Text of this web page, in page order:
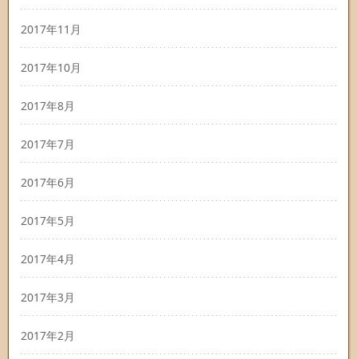
2017年11月
2017年10月
2017年8月
2017年7月
2017年6月
2017年5月
2017年4月
2017年3月
2017年2月